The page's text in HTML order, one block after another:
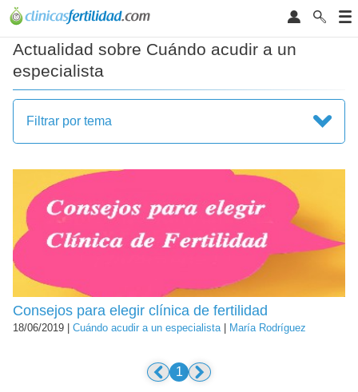
Actualidad sobre Cuándo acudir a un
especialista
Filtrar por tema
Consejos para elegir clínica de fertilidad
18/06/2019 | Cuándo acudir a un especialista María Rodríguez
1